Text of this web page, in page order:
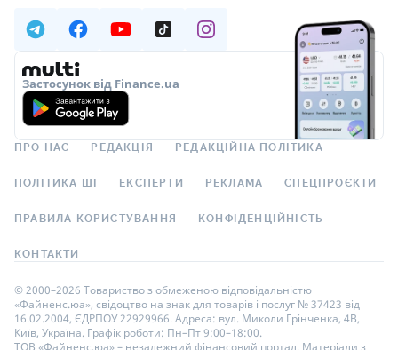
Застосунок від Finance.ua
ПРО НАС РЕДАКЦІЯ РЕДАКЦІЙНА ПОЛІТИКА
ПОЛІТИКА ШІ ЕКСПЕРТИ РЕКЛАМА СПЕЦПРОЄКТИ
ПРАВИЛА КОРИСТУВАННЯ КОНФІДЕНЦІЙНІСТЬ
КОНТАКТИ
© 2000–2026 Товариство з обмеженою відповідальністю
«Файненс.юа», свідоцтво на знак для товарів і послуг № 37423 від
16.02.2004, ЄДРПОУ 22929966. Адреса: вул. Миколи Грінченка, 4В,
Київ, Україна. Графік роботи: Пн–Пт 9:00–18:00.